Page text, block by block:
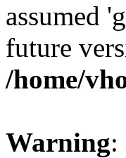
assumed
future
/home/
Warning: